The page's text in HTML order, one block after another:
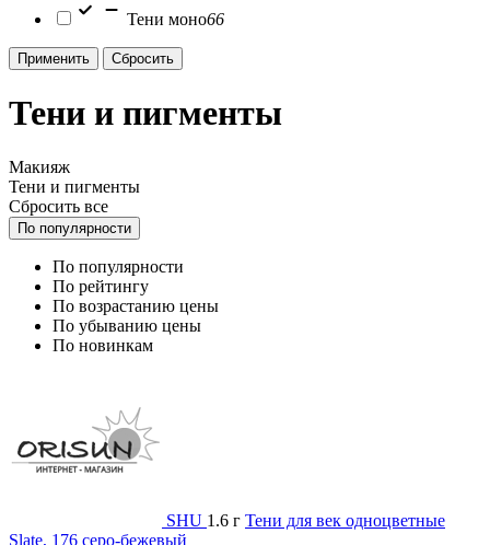
Тени моно66
Применить Сбросить
Тени и пигменты
Макияж
Тени и пигменты
Сбросить все
По популярности
По популярности
По рейтингу
По возрастанию цены
По убыванию цены
По новинкам
SHU 1.6 г Тени для век одноцветные
Slate, 176 серо-бежевый